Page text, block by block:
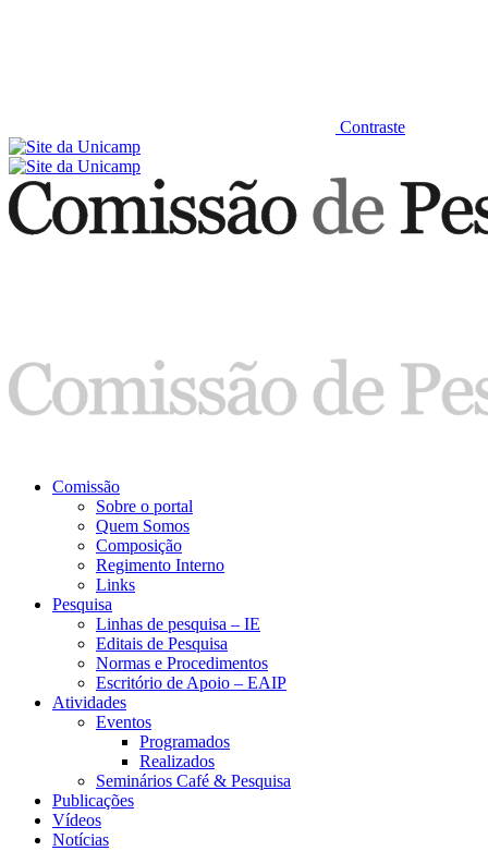
Contraste
Comissão
Sobre o portal
Quem Somos
Composição
Regimento Interno
Links
Pesquisa
Linhas de pesquisa – IE
Editais de Pesquisa
Normas e Procedimentos
Escritório de Apoio – EAIP
Atividades
Eventos
Programados
Realizados
Seminários Café & Pesquisa
Publicações
Vídeos
Notícias